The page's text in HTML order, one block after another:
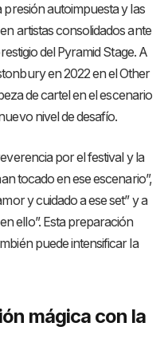
autoimpuesta y las
artistas consolidados ante
del Pyramid Stage. A
en 2022 en el Other
de cartel en el escenario
nivel de desafío.
por el festival y la
tocado en ese escenario”,
y cuidado a ese set” y a
ello”. Esta preparación
puede intensificar la
mágica con la